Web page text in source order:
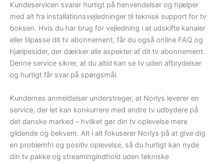
Kundeservicen svarer hurtigt på henvendelser og hjælper
med alt fra installationsvejledninger til teknisk support for tv
boksen. Hvis du har brug for vejledning i at udskifte kanaler
eller tilpasse dit tv abonnement, får du også online FAQ og
hjælpesider, der dækker alle aspekter af dit tv abonnement.
Denne service sikrer, at du altid kan se tv uden afbrydelser
og hurtigt får svar på spørgsmål.
Kundernes anmeldelser understreger, at Norlys leverer en
service, der let kan konkurrere med andre tv udbydere på
det danske marked – hvilket gør din tv oplevelse mere
glidende og bekvem. Alt i alt fokuserer Norlys på at give dig
en problemfri og positiv oplevelse, så du hurtigt kan nyde
din tv pakke og streamingindhold uden tekniske